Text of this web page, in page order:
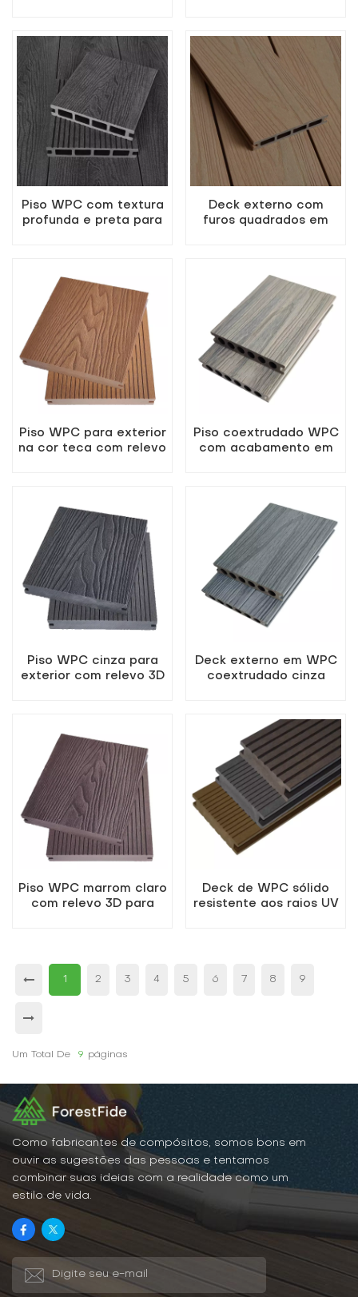
Piso WPC com textura
profunda e preta para
Deck externo com
furos quadrados em
Piso WPC para exterior
na cor teca com relevo
Piso coextrudado WPC
com acabamento em
Piso WPC cinza para
exterior com relevo 3D
Deck externo em WPC
coextrudado cinza
Piso WPC marrom claro
com relevo 3D para
Deck de WPC sólido
resistente aos raios UV
1 2 3 4 5 6 7 8 9
Um Total De 9 Páginas
Como fabricantes de compósitos, somos bons em
ouvir as sugestões das pessoas e tentamos
combinar suas ideias com a realidade como um
estilo de vida.